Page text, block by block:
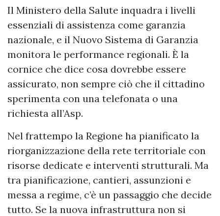
Il Ministero della Salute inquadra i livelli
essenziali di assistenza come garanzia
nazionale, e il Nuovo Sistema di Garanzia
monitora le performance regionali. È la
cornice che dice cosa dovrebbe essere
assicurato, non sempre ciò che il cittadino
sperimenta con una telefonata o una
richiesta all’Asp.
Nel frattempo la Regione ha pianificato la
riorganizzazione della rete territoriale con
risorse dedicate e interventi strutturali. Ma
tra pianificazione, cantieri, assunzioni e
messa a regime, c’è un passaggio che decide
tutto. Se la nuova infrastruttura non si